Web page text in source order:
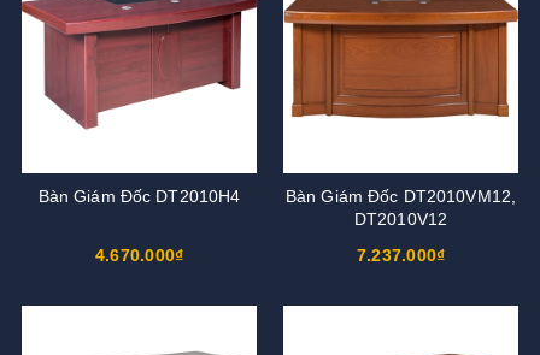
Bàn Giám Đốc DT2010H4
4.670.000₫
Bàn Giám Đốc DT2010VM12,
DT2010V12
7.237.000₫